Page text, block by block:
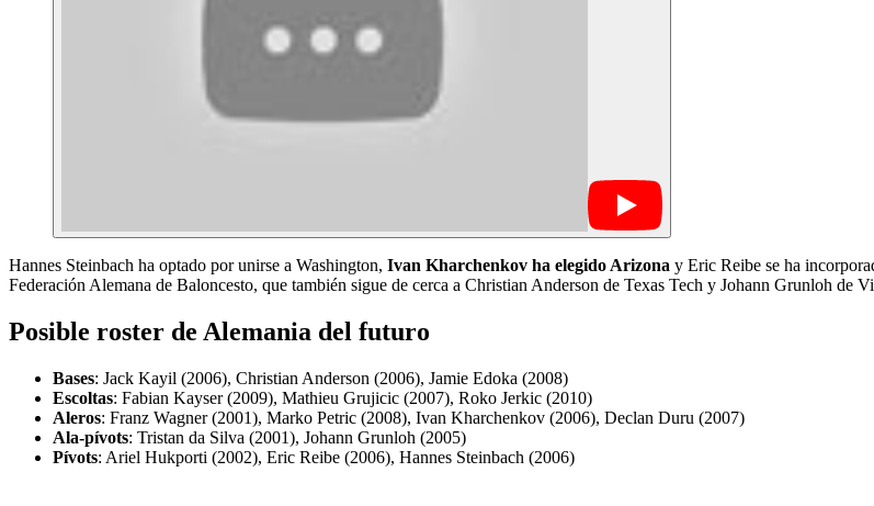
Hannes Steinbach ha optado por unirse a Washington, Ivan Kharchenkov ha elegido Arizona y Eric Reibe se ha
Federación Alemana de Baloncesto, que también sigue de cerca a Christian Anderson de Texas Tech y Johann Grunloh de
Posible roster de Alemania del futuro
Bases: Jack Kayil (2006), Christian Anderson (2006), Jamie Edoka (2008)
Escoltas: Fabian Kayser (2009), Mathieu Grujicic (2007), Roko Jerkic (2010)
Aleros: Franz Wagner (2001), Marko Petric (2008), Ivan Kharchenkov (2006), Declan Duru (2007)
Ala-pívots: Tristan da Silva (2001), Johann Grunloh (2005)
Pívots: Ariel Hukporti (2002), Eric Reibe (2006), Hannes Steinbach (2006)